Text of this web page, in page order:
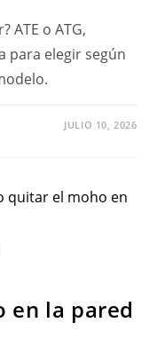
ATE o ATG,
para elegir según
JULIO 10, 2026
en la pared